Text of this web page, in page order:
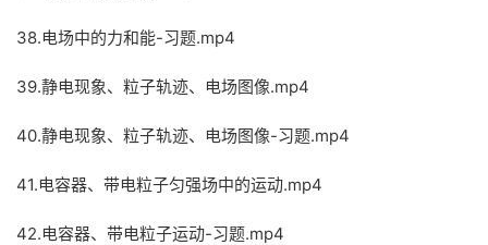
38.电场中的力和能-习题.mp4
39.静电现象、粒子轨迹、电场图像.mp4
40.静电现象、粒子轨迹、电场图像-习题.mp4
41.电容器、带电粒子匀强场中的运动.mp4
42.电容器、带电粒子运动-习题.mp4